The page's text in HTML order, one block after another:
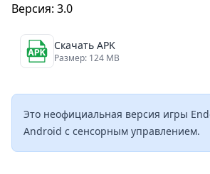
Геймплей и тактическое
Игровой процесс строится на
балансировании между
предварительного анализа —
где спрятаться, как организовать
Четыре типа оружия позволяют
Версия: 3.0
Скачать APK
Размер: 124 MB
Это неофициальная версия игры
Android с сенсорным управлением.